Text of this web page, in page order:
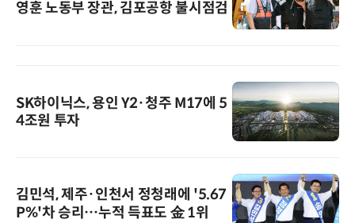
영훈 노동부 장관, 김포공항 불시점검
SK하이닉스, 용인 Y2·청주 M17에 5
4조원 투자
김민석, 제주·인천서 정청래에 '5.67
P%'차 승리…누적 득표도 金 1위